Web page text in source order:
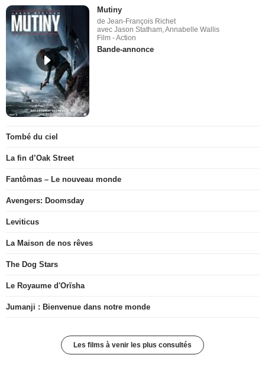
Mutiny
de Jean-François Richet
avec Jason Statham, Annabelle Wallis
Film - Action
Bande-annonce
Tombé du ciel
La fin d’Oak Street
Fantômas – Le nouveau monde
Avengers: Doomsday
Leviticus
La Maison de nos rêves
The Dog Stars
Le Royaume d'Orïsha
Jumanji : Bienvenue dans notre monde
Les films à venir les plus consultés